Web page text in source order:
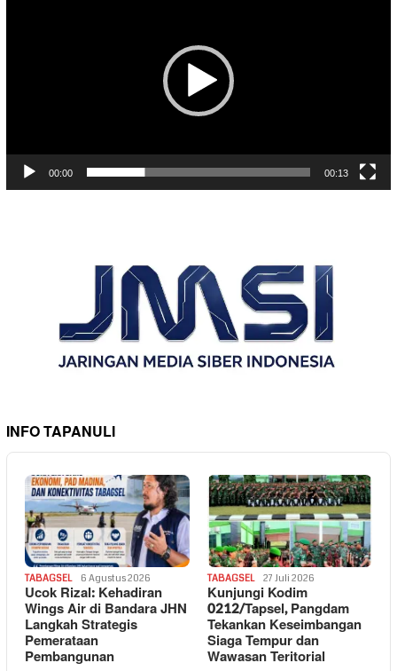
00:00 00:13
INFO TAPANULI
TABAGSEL 6 Agustus 2026
Ucok Rizal: Kehadiran
Wings Air di Bandara JHN
Langkah Strategis
Pemerataan
Pembangunan
TABAGSEL 27 Juli 2026
Kunjungi Kodim
0212/Tapsel, Pangdam
Tekankan Keseimbangan
Siaga Tempur dan
Wawasan Teritorial